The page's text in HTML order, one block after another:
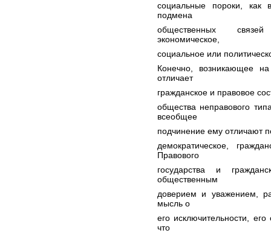
социальные пороки, как
подмена
общественных
экономическое,
социальное или
Конечно, возникающее
отличает
гражданское и правовое
общества неправового
всеобщее
подчинение ему отличают
демократическое,
Правового
государства и
общественным
доверием и уважением,
мысль о
его исключительности,
что